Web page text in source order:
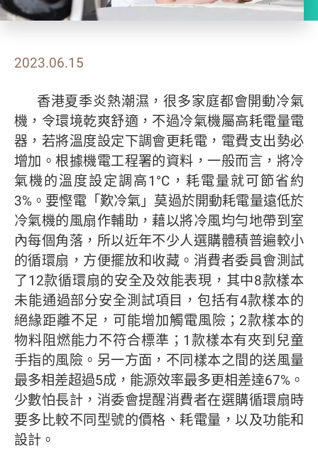
2023.06.15
香港夏季炎熱潮濕，很多家庭都會開動冷氣
機，令環境乾爽舒適，不過冷氣機屬高耗電量電
器，若將溫度設定下調會更耗電，電費支出勢必
增加。根據機電工程署的資料，一般而言，將冷
氣機的溫度設定調高1°C，耗電量就可節省約
3%。要慳電「歎冷氣」莫過於開動耗電量遠低於
冷氣機的風扇作輔助，藉以將冷風均勻地帶到室
內每個角落，所以近年不少人選購體積普遍較小
的循環扇，方便擺放和收藏。消費者委員會測試
了12款循環扇的安全及效能表現，其中8款樣本
未能通過部分安全測試項目，包括有4款樣本的
絕緣距離不足，可能增加觸電風險；2款樣本的
物料阻燃能力不符合標準；1款樣本有夾到兒童
手指的風險。另一方面，不同樣本之間的送風量
最多相差超過5成，能源效率最多更相差達67%。
少數怕長計，消委會提醒消費者在選購循環扇時
要多比較不同型號的價格、耗電量，以及功能和
設計。